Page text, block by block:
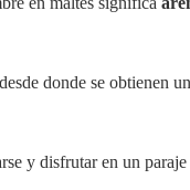
donde se obtienen
y disfrutar en un